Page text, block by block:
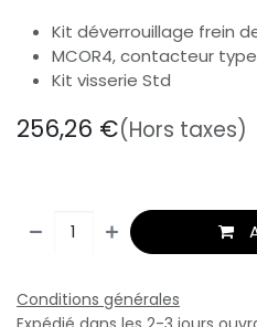
Kit déverrouillage frein
MCOR4, contacteur type
Kit visserie Std
256,26 €(Hors taxes)
Conditions générales